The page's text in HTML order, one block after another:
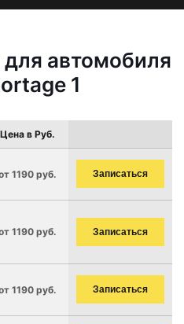
автомобиля
1
Цена в Руб.
1190 руб. Записаться
1190 руб. Записаться
1190 руб. Записаться